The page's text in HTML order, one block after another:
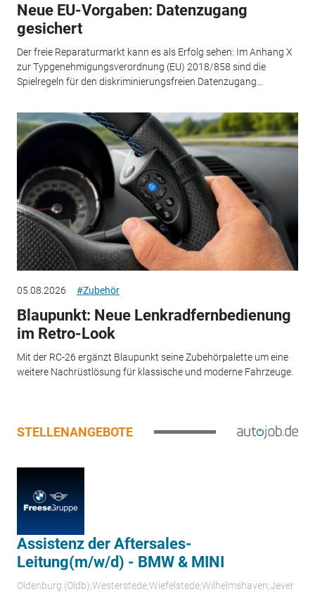
Neue EU-Vorgaben: Datenzugang
gesichert
Der freie Reparaturmarkt kann es als Erfolg sehen: Im Anhang X
zur Typgenehmigungsverordnung (EU) 2018/858 sind die
Spielregeln für den diskriminierungsfreien Datenzugang...
05.08.2026 #Zubehör
Blaupunkt: Neue Lenkradfernbedienung
im Retro-Look
Mit der RC-26 ergänzt Blaupunkt seine Zubehörpalette um eine
weitere Nachrüstlösung für klassische und moderne Fahrzeuge.
STELLENANGEBOTE
Assistenz der Aftersales-
Leitung(m/w/d) - BMW & MINI
Oldenburg (Oldb);Westerstede;Wiefelstede;Wilhelmshaven;Jever